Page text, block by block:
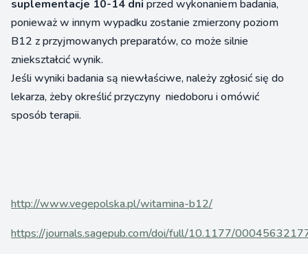
suplementacje 10-14 dni przed wykonaniem badania,
ponieważ w innym wypadku zostanie zmierzony poziom
B12 z przyjmowanych preparatów, co może silnie
zniekształcić wynik.
Jeśli wyniki badania są niewłaściwe, należy zgłosić się do
lekarza, żeby określić przyczyny niedoboru i omówić
sposób terapii.
http://www.vegepolska.pl/witamina-b12/
https://journals.sagepub.com/doi/full/10.1177/